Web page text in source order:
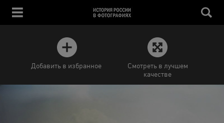
Добавить в избранное
Смотреть в лучшем
качестве